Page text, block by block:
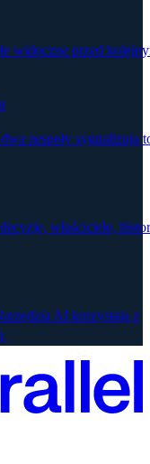
widoczne przed
zespoły sygnalizują
właściciele,
AI korzystają z